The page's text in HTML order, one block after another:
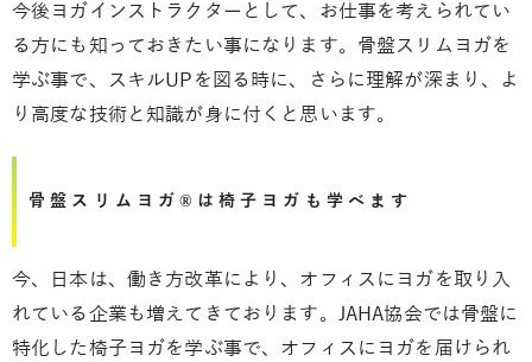
今後ヨガインストラクターとして、お仕事を考えられてい
る方にも知っておきたい事になります。骨盤スリムヨガを
学ぶ事で、スキルUPを図る時に、さらに理解が深まり、よ
り高度な技術と知識が身に付くと思います。
骨盤スリムヨガ®は椅子ヨガも学べます
今、日本は、働き方改革により、オフィスにヨガを取り入
れている企業も増えてきております。JAHA協会では骨盤に
特化した椅子ヨガを学ぶ事で、オフィスにヨガを届けられ